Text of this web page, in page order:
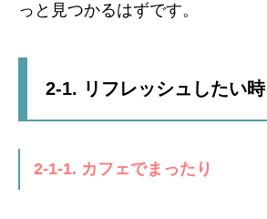
っと見つかるはずです。
2-1. リフレッシュしたい時
2-1-1. カフェでまったり